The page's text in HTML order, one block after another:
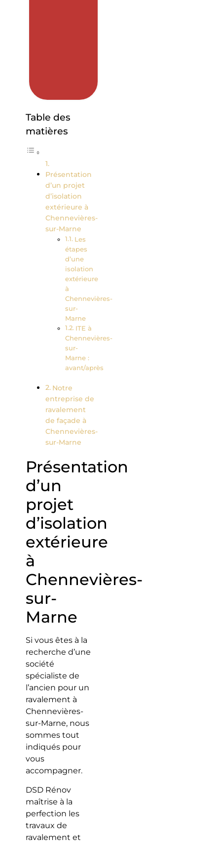
Table des
matières
Présentation
d’un projet
d’isolation
extérieure à
Chennevières-
sur-Marne
Les
étapes
d’une
isolation
extérieure
à
Chennevières-
sur-
Marne
ITE à
Chennevières-
sur-
Marne :
avant/après
Notre
entreprise de
ravalement
de façade à
Chennevières-
sur-Marne
Présentation
d’un
projet
d’isolation
extérieure
à
Chennevières-
sur-
Marne
Si vous êtes à la
recherche d’une
société
spécialiste de
l’ancien pour un
ravalement à
Chennevières-
sur-Marne, nous
sommes tout
indiqués pour
vous
accompagner.
DSD Rénov
maîtrise à la
perfection les
travaux de
ravalement et